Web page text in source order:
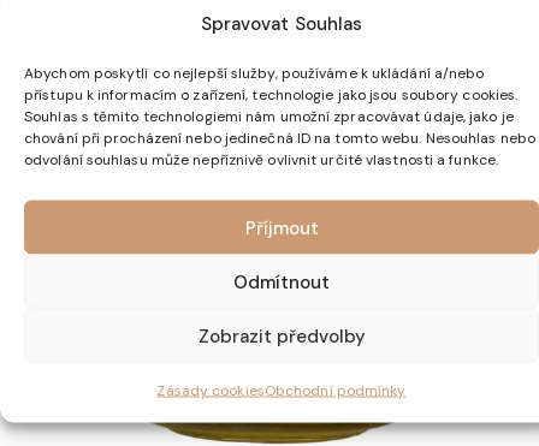
Spravovat Souhlas
Abychom poskytli co nejlepší služby, používáme k ukládání a/nebo
přístupu k informacím o zařízení, technologie jako jsou soubory cookies.
Souhlas s těmito technologiemi nám umožní zpracovávat údaje, jako je
chování při procházení nebo jedinečná ID na tomto webu. Nesouhlas nebo
odvolání souhlasu může nepříznivě ovlivnit určité vlastnosti a funkce.
Příjmout
Odmítnout
Zobrazit předvolby
Zásady cookiesObchodní podmínky